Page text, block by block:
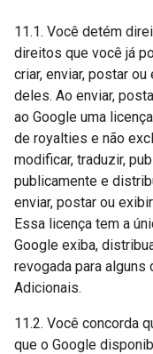
11.1. Você detém
direitos que você já
criar, enviar, postar
deles. Ao enviar,
ao Google uma
de royalties e não
modificar, traduzir,
publicamente e
enviar, postar ou
Essa licença tem a
Google exiba,
revogada para
Adicionais.
11.2. Você concorda
que o Google